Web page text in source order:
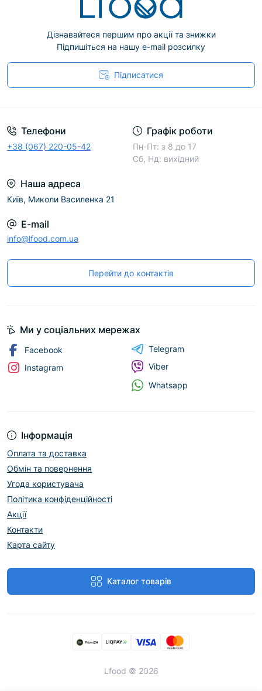
Дізнавайтеся першим про акції та знижки
Підпишіться на нашу e-mail розсилку
Підписатися
Телефони
+38 (067) 220-05-42
Графік роботи
Пн-Пт: з 8 до 17
Сб, Нд: вихідний
Наша адреса
Київ, Миколи Василенка 21
E-mail
info@lfood.com.ua
Перейти до контактів
Інформація
Оплата та доставка
Обмін та повернення
Угода користувача
Політика конфіденційності
Акції
Контакти
Карта сайту
Каталог товарів
Ми у соціальних мережах
Facebook
Instagram
Telegram
Viber
Whatsapp
Lfood © 2026